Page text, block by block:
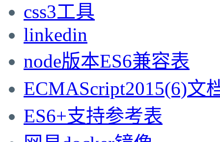
css3工具
linkedin
node版本ES6兼容表
ECMAScript2015(6)文
ES6+支持参考表